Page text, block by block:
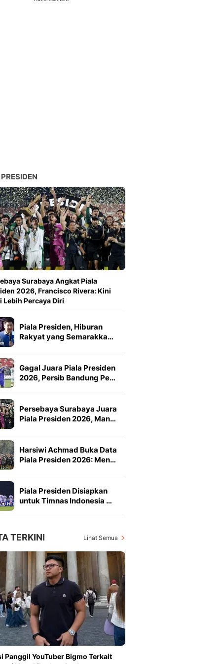
Surabaya Angkat Piala
2026, Francisco Rivera: Kini
Lebih Percaya Diri
Piala Presiden, Hiburan
Rakyat yang Semarakka…
Gagal Juara Piala Presiden
2026, Persib Bandung Pe…
Persebaya Surabaya Juara
Piala Presiden 2026, Man…
Harsiwi Achmad Buka Data
Piala Presiden 2026: Men…
Piala Presiden Disiapkan
untuk Timnas Indonesia …
TERKINI Lihat Semua
Panggil YouTuber Bigmo Terkait